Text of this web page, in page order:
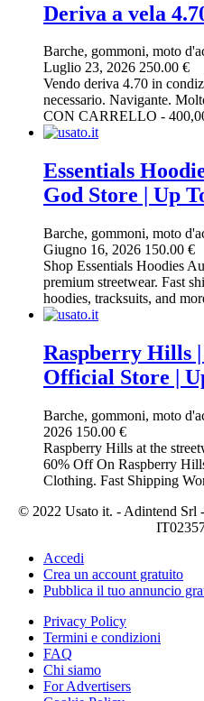
Deriva a vela
Barche, gommoni, moto
Luglio 23, 2026 250.00 €
Vendo deriva 4.70 in
necessario. Navigante.
CON CARRELLO -
Essentials
God Store | Up
Barche, gommoni, moto
Giugno 16, 2026 150.00 €
Shop Essentials Hoodies
premium streetwear. Fast
hoodies, tracksuits, and
Raspberry Hills
Official Store |
Barche, gommoni, moto
2026 150.00 €
Raspberry Hills at the
60% Off On Raspberry
Clothing. Fast Shipping
© 2022 Usato it. - Adintend Srl
Accedi
Crea un account gratuito
Pubblica il tuo annuncio
Privacy Policy
Termini e condizioni
FAQ
Chi siamo
For Advertisers